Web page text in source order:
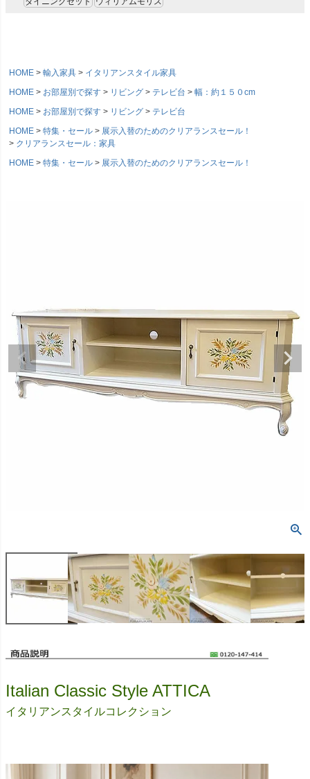
HOME 輸入家具
イタリアンスタイル家具
HOME
お部屋別で探す リビング テレビ台
幅：約１５０cm
HOME
お部屋別で探す リビング
テレビ台
HOME
特集・セール
展示入替のためのクリアランスセール！
クリアランスセール：家具
HOME
特集・セール 展示入替のためのクリアランスセール！
Italian Classic Style ATTICA
イタリアンスタイルコレクション